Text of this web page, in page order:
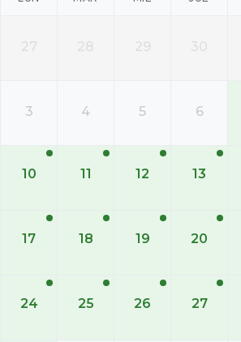
27 28 29 30
3 4 5 6
10 11 12 13
17 18 19 20
24 25 26 27